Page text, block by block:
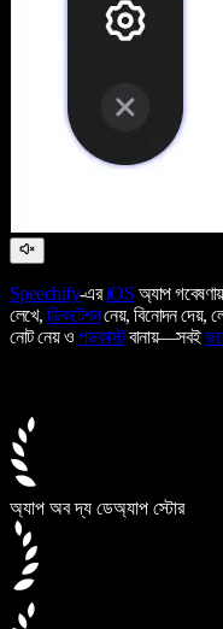
Speechify-এরiOS অ্যাপ
লেখে, ডিকটেশননেয়, বিনোদন দেয়,
নোট নেয় ও পডকাস্টবানায়—সবই
অ্যাপ অব দ্য ডেঅ্যাপ স্টোর